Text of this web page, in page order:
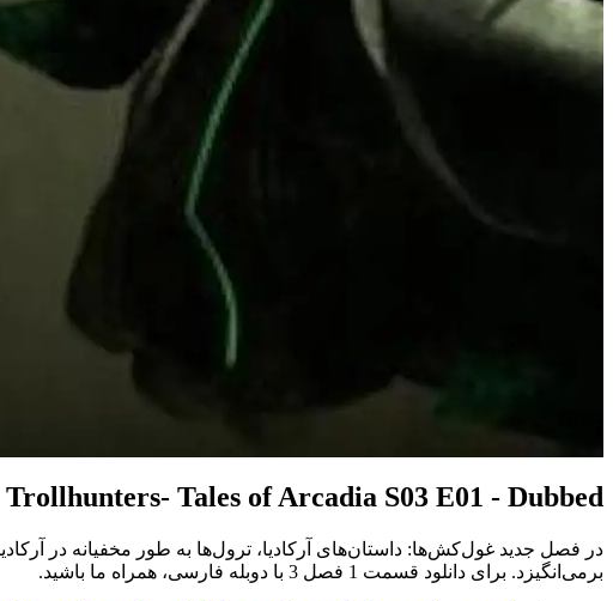
Trollhunters- Tales of Arcadia S03 E01 - Dubbed
برمی‌انگیزد. برای دانلود قسمت 1 فصل 3 با دوبله فارسی، همراه ما باشید.